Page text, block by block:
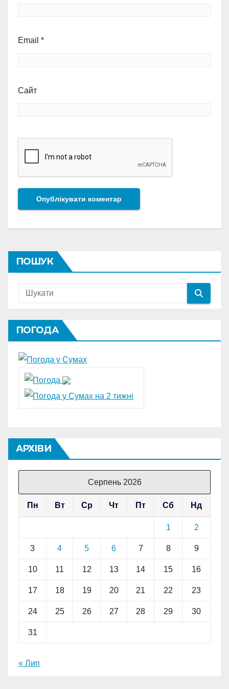
Email *
Сайт
ПОШУК
ПОГОДА
АРХІВИ
Серпень 2026
Пн Вт Ср Чт Пт Сб Нд
1 2
3 4 5 6 7 8 9
10 11 12 13 14 15 16
17 18 19 20 21 22 23
24 25 26 27 28 29 30
31
« Лип